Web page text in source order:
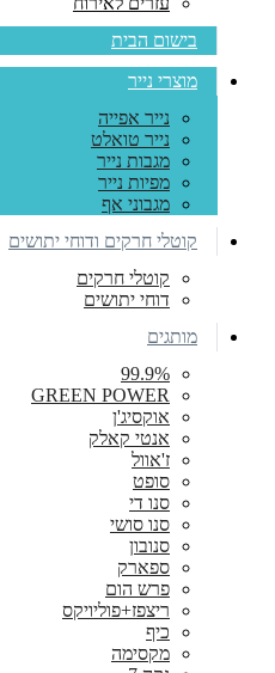
בישום הבית
מוצרי נייר
נייר אפייה
נייר טואלט
מגבות נייר
מפיות נייר
מגבוני אף
קוטלי חרקים ודוחי יתושים
קוטלי חרקים
דוחי יתושים
מותגים
99.9%
GREEN POWER
אוקסיג'ן
אנטי קאלק
ז'אוול
סופט
סנו די
סנו סושי
סנובון
ספארק
פרש הום
ריצפז+פוליויקס
כיף
מקסימה